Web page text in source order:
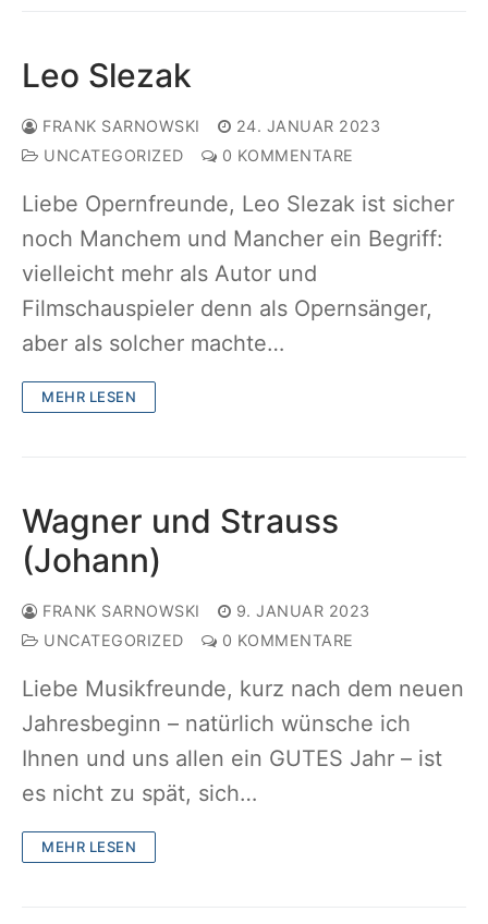
Leo Slezak
FRANK SARNOWSKI
24. JANUAR 2023
UNCATEGORIZED
0 KOMMENTARE
Liebe Opernfreunde, Leo Slezak ist sicher
noch Manchem und Mancher ein Begriff:
vielleicht mehr als Autor und
Filmschauspieler denn als Opernsänger,
aber als solcher machte…
MEHR LESEN
Wagner und Strauss
(Johann)
FRANK SARNOWSKI
9. JANUAR 2023
UNCATEGORIZED
0 KOMMENTARE
Liebe Musikfreunde, kurz nach dem neuen
Jahresbeginn – natürlich wünsche ich
Ihnen und uns allen ein GUTES Jahr – ist
es nicht zu spät, sich…
MEHR LESEN